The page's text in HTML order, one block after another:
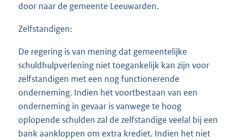
door naar de gemeente Leeuwarden.
Zelfstandigen:
De regering is van mening dat gemeentelijke
schuldhulpverlening niet toegankelijk kan zijn voor
zelfstandigen met een nog functionerende
onderneming. Indien het voortbestaan van een
onderneming in gevaar is vanwege te hoog
oplopende schulden zal de zelfstandige veelal bij een
bank aankloppen om extra krediet. Indien het niet